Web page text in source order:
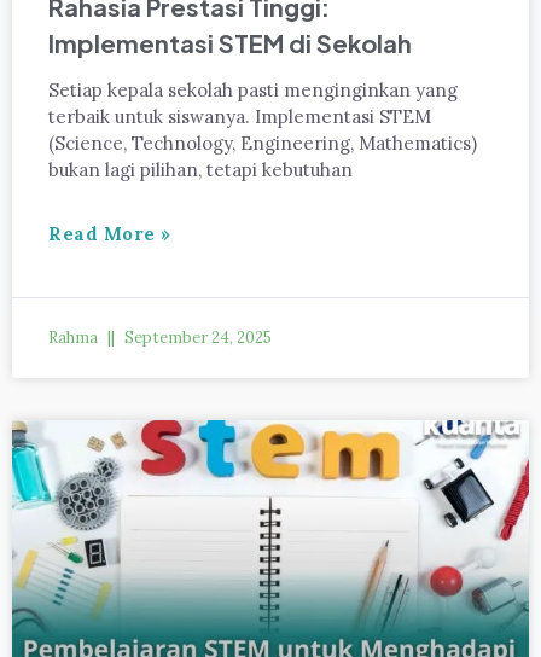
Rahasia Prestasi Tinggi:
Implementasi STEM di Sekolah
Setiap kepala sekolah pasti menginginkan yang
terbaik untuk siswanya. Implementasi STEM
(Science, Technology, Engineering, Mathematics)
bukan lagi pilihan, tetapi kebutuhan
Read More »
Rahma September 24, 2025